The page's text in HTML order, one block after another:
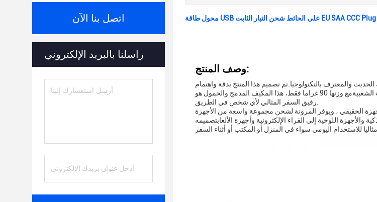
اتصل بنا الآن
راسلنا بالبريد الإلكتروني
محول طاقة USB على الحائط شحن التيار الثابت EU SAA CCC Plug
وصف المنتج:
والمعترف بالتكنولوجيا.تم تصميم هذا المنتج بدقة واهتمام
بالتفاصيل لضمان أنه لا يلبي فقط ولكن يتجاوز توقعات المستخدمين في السوق اليابانية الشعبيةمع وزنها 90 غراما فقط، هذا المكيف المدمج والحمول هو
الحقيقي ، ويوفر المرونة لشحن مجموعة واسعة من الأجهزة
والأجهزة اللوحية إلى القراء الإلكترونية وأجهزة الألعابتصميمه